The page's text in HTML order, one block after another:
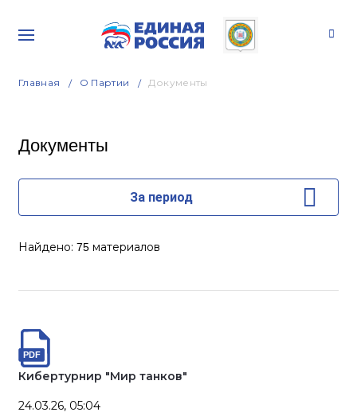
Главная О Партии Документы
Документы
За период
Найдено: 75 материалов
Кибертурнир "Мир танков"
24.03.26, 05:04